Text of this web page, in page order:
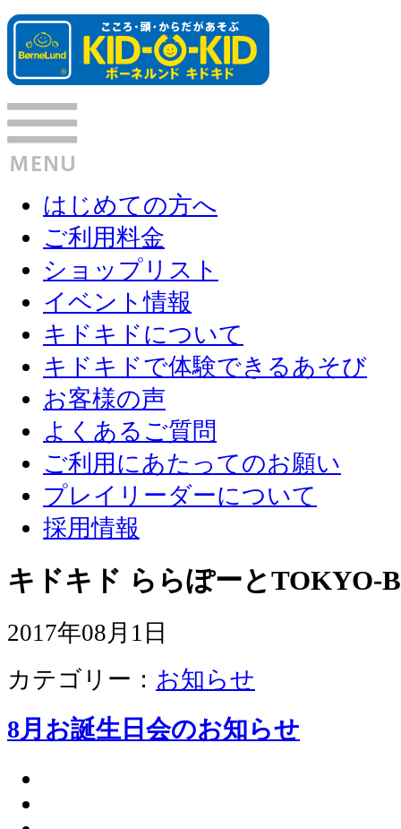
はじめての方へ
ご利用料金
ショップリスト
イベント情報
キドキドについて
キドキドで体験できるあそび
お客様の声
よくあるご質問
ご利用にあたってのお願い
プレイリーダーについて
採用情報
キドキド ららぽーとTOKYO-
2017年08月1日
カテゴリー： お知らせ
8月お誕生日会のお知らせ